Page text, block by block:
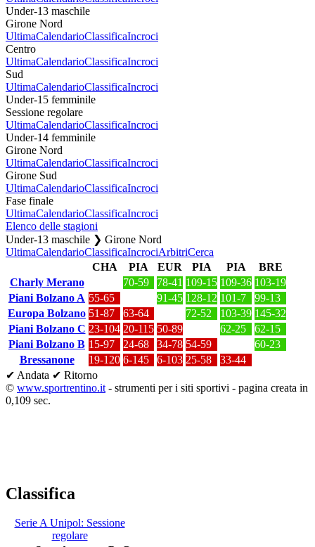
Under-13 maschile
Girone Nord
UltimaCalendarioClassificaIncroci
Centro
UltimaCalendarioClassificaIncroci
Sud
UltimaCalendarioClassificaIncroci
Under-15 femminile
Sessione regolare
UltimaCalendarioClassificaIncroci
Under-14 femminile
Girone Nord
UltimaCalendarioClassificaIncroci
Girone Sud
UltimaCalendarioClassificaIncroci
Fase finale
UltimaCalendarioClassificaIncroci
Elenco delle stagioni
Under-13 maschile ❯ Girone Nord
UltimaCalendarioClassificaIncrociArbitriCerca
CHA
PIA EUR PIA PIA
BRE
Charly Merano
70-59 78-41 109-15 109-36 103-19
Piani Bolzano A 55-65 91-45 128-12 101-7
99-13
Europa Bolzano 51-87 63-64 72-52 103-39 145-32
Piani Bolzano C 23-104 20-115 50-89 62-25
62-15
Piani Bolzano B 15-97 24-68 34-78 54-59
60-23
Bressanone
19-120 6-145 6-103 25-58
33-44
✔ Andata ✔ Ritorno
© www.sportrentino.it - strumenti per i siti sportivi - pagina creata in
0,109 sec.
Classifica
Serie A Unipol: Sessione
regolare